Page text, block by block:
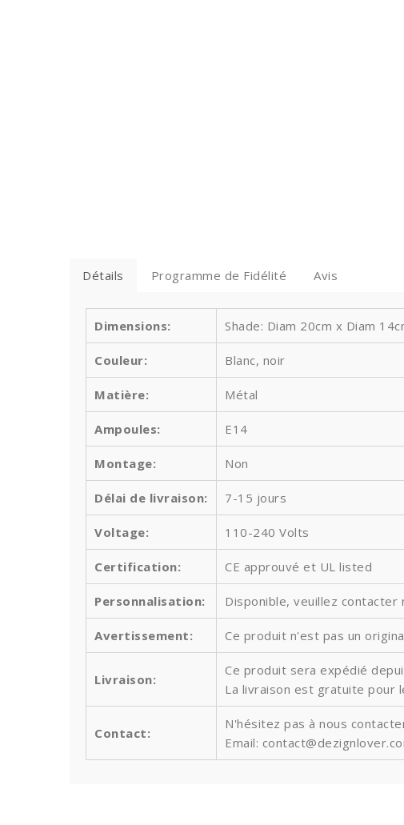
Détails Programme de Fidélité Avis
Dimensions: Shade: Diam 20cm x Diam
Couleur: Blanc, noir
Matière: Métal
Ampoules: E14
Montage: Non
Délai de livraison: 7-15 jours
Voltage: 110-240 Volts
Certification: CE approuvé et UL listed
Personnalisation: Disponible, veuillez contacter
Avertissement: Ce produit n'est pas un
Livraison:
Ce produit sera expédié
La livraison est gratuite pour
Contact:
N'hésitez pas à nous
Email: